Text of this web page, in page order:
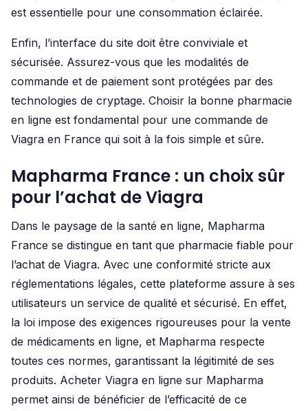
est essentielle pour une consommation éclairée.
Enfin, l’interface du site doit être conviviale et
sécurisée. Assurez-vous que les modalités de
commande et de paiement sont protégées par des
technologies de cryptage. Choisir la bonne pharmacie
en ligne est fondamental pour une commande de
Viagra en France qui soit à la fois simple et sûre.
Mapharma France : un choix sûr
pour l’achat de Viagra
Dans le paysage de la santé en ligne, Mapharma
France se distingue en tant que pharmacie fiable pour
l’achat de Viagra. Avec une conformité stricte aux
réglementations légales, cette plateforme assure à ses
utilisateurs un service de qualité et sécurisé. En effet,
la loi impose des exigences rigoureuses pour la vente
de médicaments en ligne, et Mapharma respecte
toutes ces normes, garantissant la légitimité de ses
produits. Acheter Viagra en ligne sur Mapharma
permet ainsi de bénéficier de l’efficacité de ce